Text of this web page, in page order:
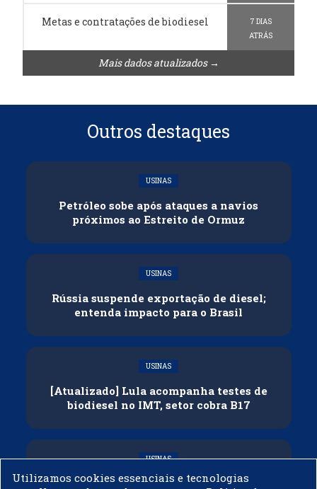
Metas e contratações de biodiesel
7 DIAS
ATRÁS
Mais dados atualizados →
Outros destaques
USINAS
Petróleo sobe após ataques a navios
próximos ao Estreito de Ormuz
USINAS
Rússia suspende exportação de diesel;
entenda impacto para o Brasil
USINAS
[Atualizado] Lula acompanha testes de
biodiesel no IMT, setor cobra B17
USINAS
Governo adia reunião sobre mistura de
Utilizamos cookies essenciais e tecnologias